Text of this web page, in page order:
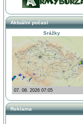
Aktuální počasí
Srážky
Reklama